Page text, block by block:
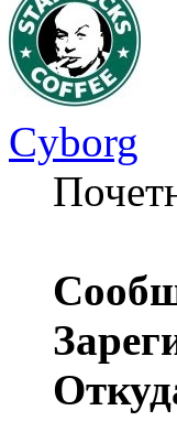
Cyborg